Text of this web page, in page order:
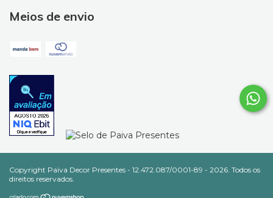
Meios de envio
Copyright Paiva Decor Presentes - 12.472.087/0001-89 - 2026. Todos os
direitos reservados.